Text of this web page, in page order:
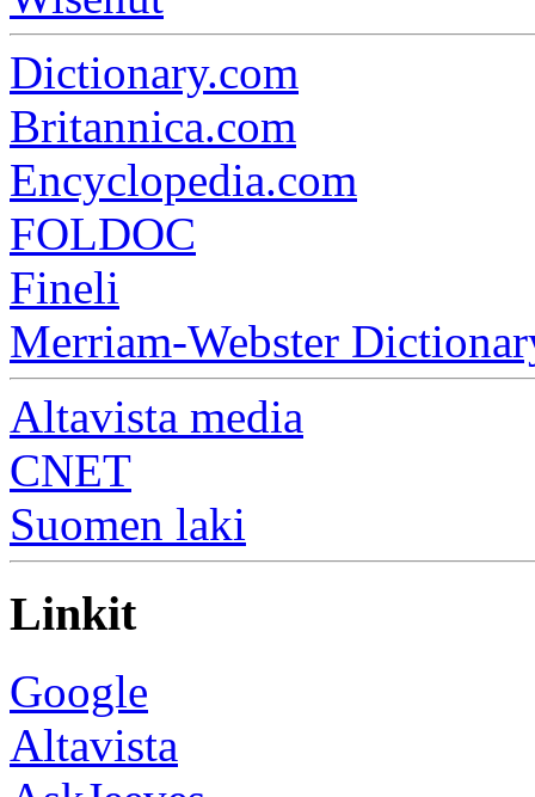
Dictionary.com
Britannica.com
Encyclopedia.com
FOLDOC
Fineli
Merriam-Webster
Altavista media
CNET
Suomen laki
Linkit
Google
Altavista